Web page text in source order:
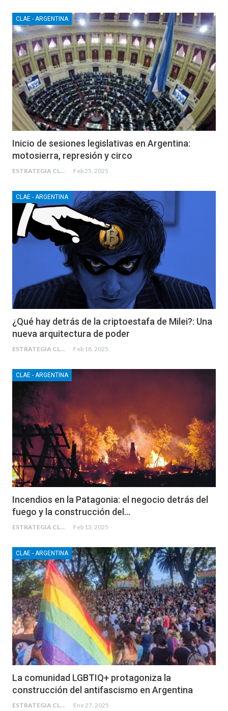
CLAE - ARGENTINA
Inicio de sesiones legislativas en Argentina:
motosierra, represión y circo
ESTRATEGIA CLAE Feb 25, 2025
CLAE - ARGENTINA
¿Qué hay detrás de la criptoestafa de Milei?: Una
nueva arquitectura de poder
ESTRATEGIA CLAE Feb 18, 2025
CLAE - ARGENTINA
Incendios en la Patagonia: el negocio detrás del
fuego y la construcción del…
ESTRATEGIA CLAE Feb 13, 2025
CLAE - ARGENTINA
La comunidad LGBTIQ+ protagoniza la
construcción del antifascismo en Argentina
ESTRATEGIA CLAE Ene 27, 2025